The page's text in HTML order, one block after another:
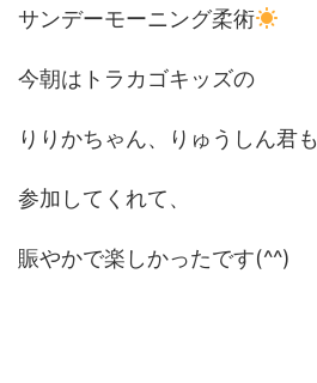
サンデーモーニング柔術
今朝はトラカゴキッズの
りりかちゃん、りゅうしん君も
参加してくれて、
賑やかで楽しかったです(^^)